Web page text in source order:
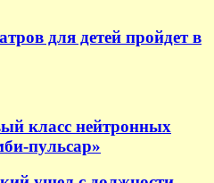
для детей пройдет в
класс нейтронных
пульсар»